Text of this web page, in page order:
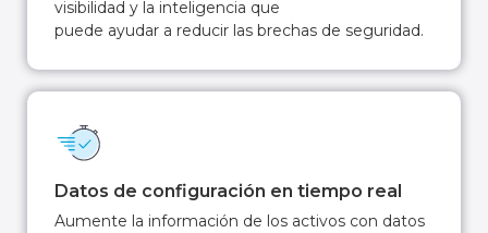
visibilidad y la inteligencia que
puede ayudar a reducir las brechas de seguridad.
Datos de configuración en tiempo real
Aumente la información de los activos con datos